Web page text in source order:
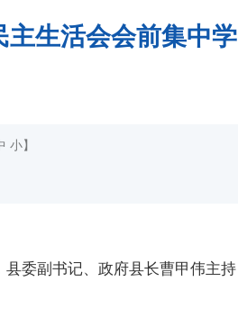
主生活会会前集中学
小】
县委副书记、政府县长曹甲伟主持